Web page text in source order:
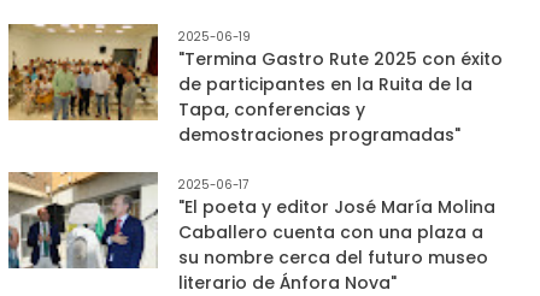
2025-06-19
"Termina Gastro Rute 2025 con éxito
de participantes en la Ruita de la
Tapa, conferencias y
demostraciones programadas"
2025-06-17
"El poeta y editor José María Molina
Caballero cuenta con una plaza a
su nombre cerca del futuro museo
literario de Ánfora Nova"